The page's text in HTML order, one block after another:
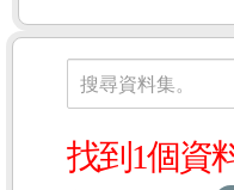
資料集
搜尋資料集。
找到1個資